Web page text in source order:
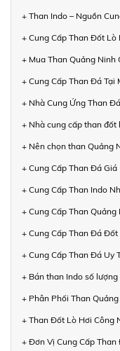
+ Than Indo – Nguồn
+ Cung Cấp Than Đốt Lò
+ Mua Than Quảng Ninh
+ Cung Cấp Than Đá Tại
+ Nhà Cung Ứng Than
+ Nhà cung cấp than
+ Nên chọn than Quảng
+ Cung Cấp Than Đá Giá
+ Cung Cấp Than Indo
+ Cung Cấp Than
+ Cung Cấp Than Đá
+ Cung Cấp Than Đá Uy
+ Bán than Indo số
+ Phân Phối Than
+ Than Đốt Lò Hơi Công
+ Đơn Vị Cung Cấp